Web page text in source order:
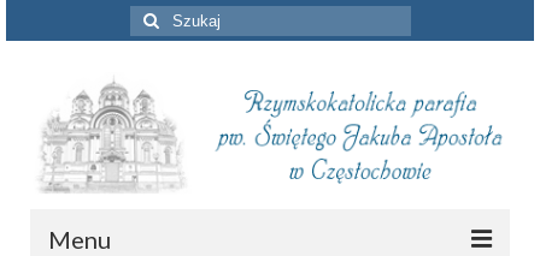
Szuklaj
w:
Menu